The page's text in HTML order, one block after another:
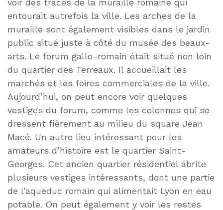
voir des traces de la muraille romaine qui
entourait autrefois la ville. Les arches de la
muraille sont également visibles dans le jardin
public situé juste à côté du musée des beaux-
arts. Le forum gallo-romain était situé non loin
du quartier des Terreaux. Il accueillait les
marchés et les foires commerciales de la ville.
Aujourd’hui, on peut encore voir quelques
vestiges du forum, comme les colonnes qui se
dressent fièrement au milieu du square Jean
Macé. Un autre lieu intéressant pour les
amateurs d’histoire est le quartier Saint-
Georges. Cet ancien quartier résidentiel abrite
plusieurs vestiges intéressants, dont une partie
de l’aqueduc romain qui alimentait Lyon en eau
potable. On peut également y voir les restes